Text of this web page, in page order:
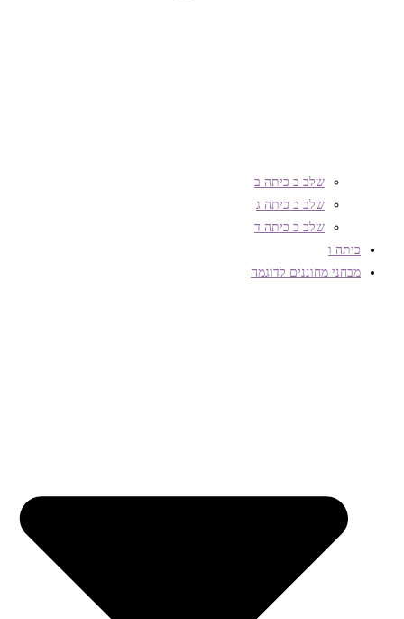
שלב ב כיתה ב
שלב ב כיתה ג
שלב ב כיתה ד
כיתה ו
מבחני מחוננים לדוגמה